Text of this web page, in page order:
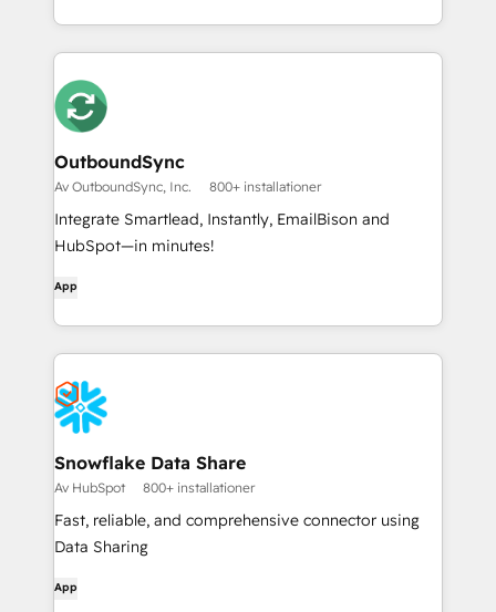
OutboundSync
Av OutboundSync, Inc. 800+ installationer
Integrate Smartlead, Instantly, EmailBison and
HubSpot—in minutes!
App
Snowflake Data Share
Av HubSpot 800+ installationer
Fast, reliable, and comprehensive connector using
Data Sharing
App